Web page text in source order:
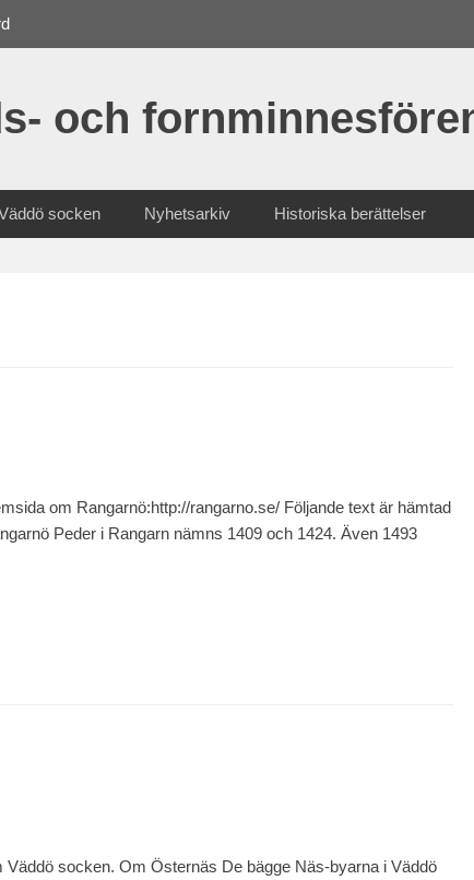
och
socken Nyhetsarkiv Historiska berättelser
om Rangarnö:http://rangarno.se/ Följande text är hämtad
Peder i Rangarn nämns 1409 och 1424. Även 1493
socken. Om Östernäs De bägge Näs-byarna i Väddö